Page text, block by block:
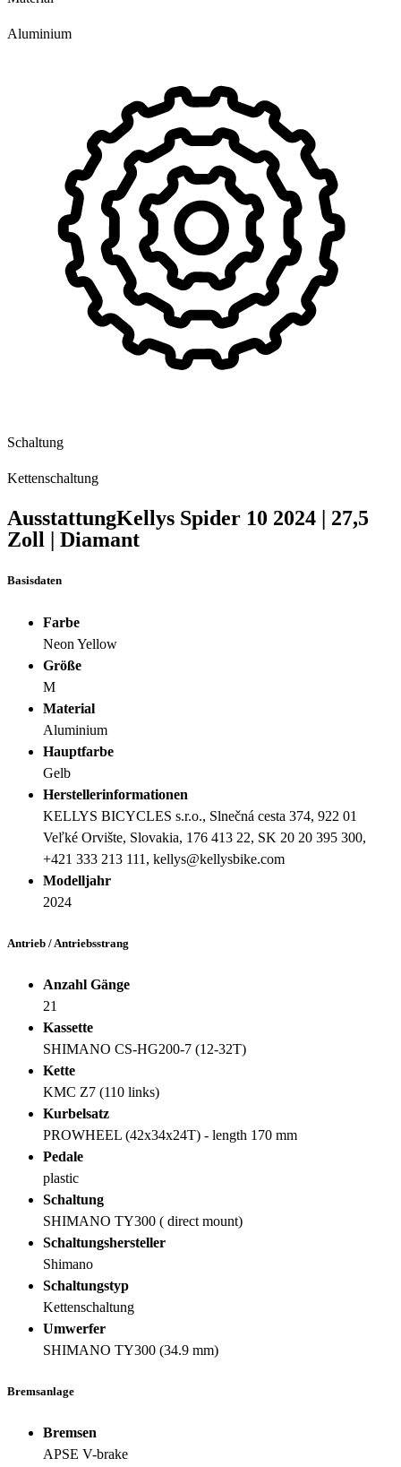
Aluminium
Schaltung
Kettenschaltung
AusstattungKellys Spider 10 2024
27,5
Zoll
Diamant
Basisdaten
Farbe
Neon Yellow
Größe
M
Material
Aluminium
Hauptfarbe
Gelb
Herstellerinformationen
KELLYS BICYCLES s.r.o., Slnečná cesta 374, 922 01
Veľké Orvište, Slovakia, 176 413 22, SK 20 20 395 300,
+421 333 213 111, kellys@kellysbike.com
Modelljahr
2024
Antrieb / Antriebsstrang
Anzahl Gänge
21
Kassette
SHIMANO CS-HG200-7 (12-32T)
Kette
KMC Z7 (110 links)
Kurbelsatz
PROWHEEL (42x34x24T) - length 170 mm
Pedale
plastic
Schaltung
SHIMANO TY300 ( direct mount)
Schaltungshersteller
Shimano
Schaltungstyp
Kettenschaltung
Umwerfer
SHIMANO TY300 (34.9 mm)
Bremsanlage
Bremsen
APSE V-brake